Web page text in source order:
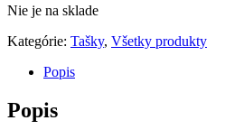
Nie je na sklade
Kategórie: Tašky, Všetky produkty
Popis
Popis